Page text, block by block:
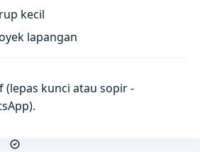
kecil
lapangan
kunci atau sopir -